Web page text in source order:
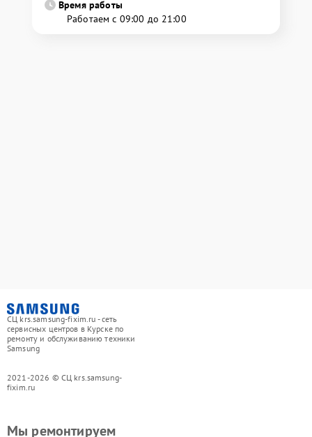
Время работы
Работаем с 09:00 до 21:00
СЦ krs.samsung-fixim.ru - сеть
сервисных центров в Курске по
ремонту и обслуживанию техники
Samsung
2021-2026 © СЦ krs.samsung-
fixim.ru
Мы ремонтируем